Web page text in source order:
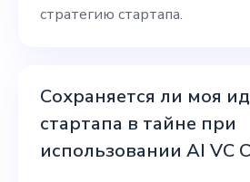
стратегию стартапа.
Сохраняется ли моя
стартапа в тайне при
использовании AI VC